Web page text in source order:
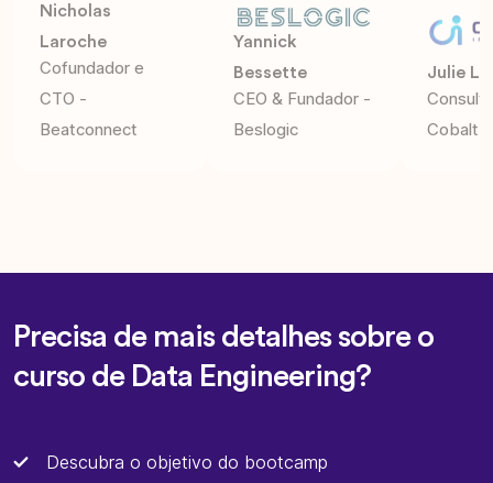
Nicholas
Laroche
Cofundador e
CTO -
Beatconnect
Yannick
Bessette
CEO & Fundador -
Beslogic
Julie
Cobalt
Precisa de mais detalhes sobre o
curso de Data Engineering?
Descubra o objetivo do bootcamp